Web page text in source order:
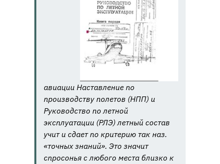
авиации Наставление по
производству полетов (НПП) и
Руководство по летной
эксплуатации (РЛЭ) летный состав
учит и сдает по критерию так наз.
«точных знаний». Это значит
спросонья с любого места близко к